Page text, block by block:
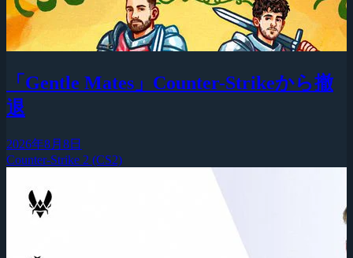
「Gentle Mates」Counter-Strikeから撤
退
2026年8月8日
Counter-Strike 2 (CS2)